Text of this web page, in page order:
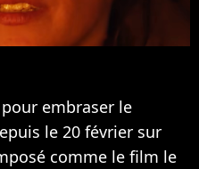
embraser le
le 20 février sur
comme le film le